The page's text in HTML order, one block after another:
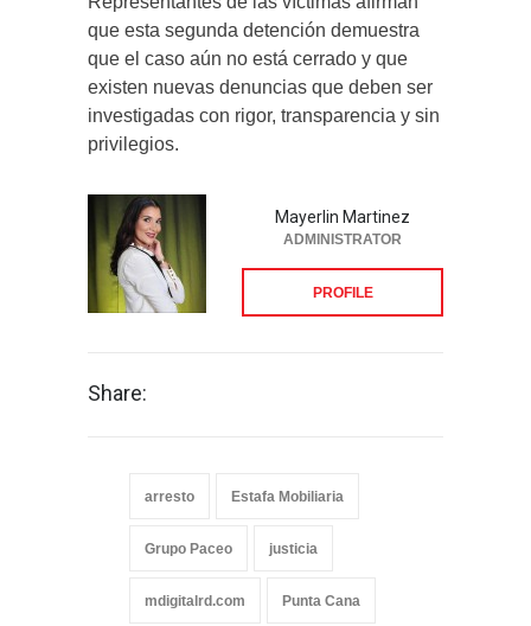
que esta segunda detención demuestra
que el caso aún no está cerrado y que
existen nuevas denuncias que deben ser
investigadas con rigor, transparencia y sin
privilegios.
Mayerlin Martinez
ADMINISTRATOR
PROFILE
Share:
arresto Estafa Mobiliaria
Grupo Paceo justicia
mdigitalrd.com Punta Cana